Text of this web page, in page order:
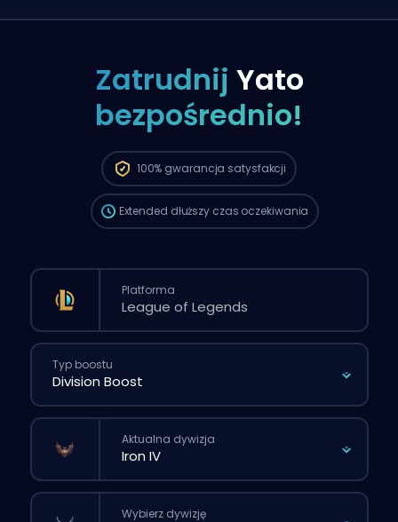
Zatrudnij Yato
bezpośrednio!
100% gwarancja satysfakcji
Zlecenie zostanie automatycznie
przypisane do tego boostera, więc czas
standardowym zamówieniu złożonym
przez stronę.
Extended dłuższy czas oczekiwania
Platforma
Typ boostu
Aktualna dywizja
Wybierz dywizję